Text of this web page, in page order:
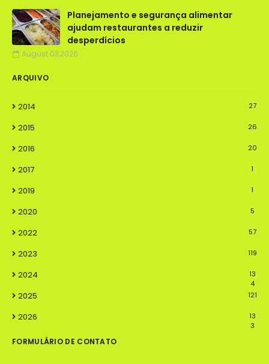
Planejamento e segurança alimentar
ajudam restaurantes a reduzir
desperdícios
August 03,2026
ARQUIVO
2014 27
2015 26
2016 20
2017 1
2019 1
2020 5
2022 57
2023 119
2024
13
4
2025 121
2026
13
3
FORMULÁRIO DE CONTATO